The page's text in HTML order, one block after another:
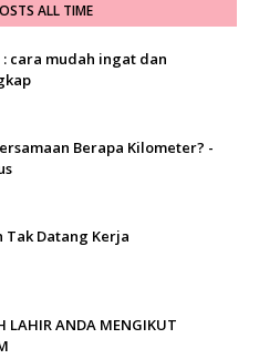
ALL TIME
: cara mudah ingat dan
Berapa Kilometer? -
Tak Datang Kerja
LAHIR ANDA MENGIKUT